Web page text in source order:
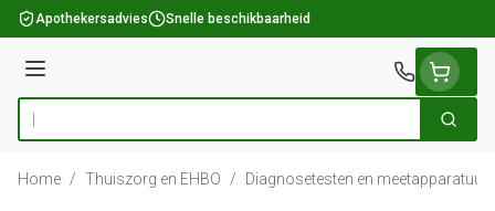
Ga naar de inhoud
Apothekersadvies Snelle beschikbaarheid
Menu
Product, merk, categorie... Zoek
Home / Thuiszorg en EHBO / Diagnosetesten en meetapparatuur